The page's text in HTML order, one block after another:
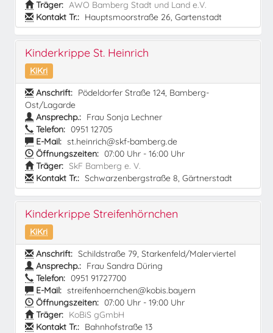
Träger: AWO Bamberg Stadt und Land e.V.
Kontakt Tr.: Hauptsmoorstraße 26, Gartenstadt
Kinderkrippe St. Heinrich
KiKri
Anschrift: Pödeldorfer Straße 124, Bamberg-
Ost/Lagarde
Ansprechp.: Frau Sonja Lechner
Telefon: 0951 12705
E-Mail: st.heinrich@skf-bamberg.de
Öffnungszeiten: 07:00 Uhr - 16:00 Uhr
Träger: SkF Bamberg e. V.
Kontakt Tr.: Schwarzenbergstraße 8, Gärtnerstadt
Kinderkrippe Streifenhörnchen
KiKri
Anschrift: Schildstraße 79, Starkenfeld/Malerviertel
Ansprechp.: Frau Sandra Düring
Telefon: 0951 91727700
E-Mail: streifenhoernchen@kobis.bayern
Öffnungszeiten: 07:00 Uhr - 19:00 Uhr
Träger: KoBiS gGmbH
Kontakt Tr.: Bahnhofstraße 13